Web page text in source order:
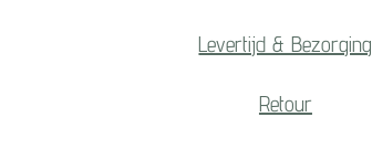
Levertijd & Bezorging
Retour